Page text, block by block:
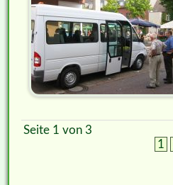
Seite 1 von 3
1